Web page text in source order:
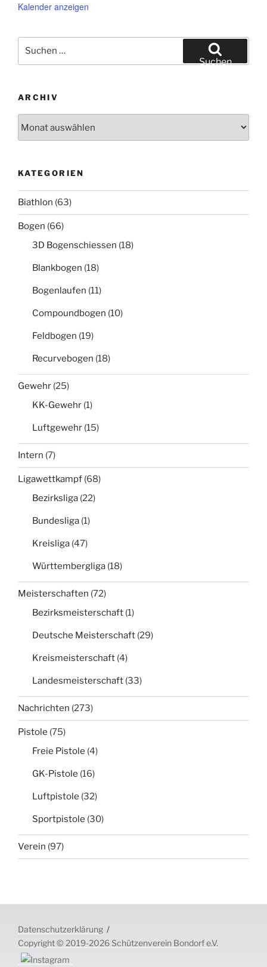
Kalender anzeigen
nach:
Suchen
ARCHIV
KATEGORIEN
Biathlon (63)
Bogen (66)
3D Bogenschiessen (18)
Blankbogen (18)
Bogenlaufen (11)
Compoundbogen (10)
Feldbogen (19)
Recurvebogen (18)
Gewehr (25)
KK-Gewehr (1)
Luftgewehr (15)
Intern (7)
Ligawettkampf (68)
Bezirksliga (22)
Bundesliga (1)
Kreisliga (47)
Württembergliga (18)
Meisterschaften (72)
Bezirksmeisterschaft (1)
Deutsche Meisterschaft (29)
Kreismeisterschaft (4)
Landesmeisterschaft (33)
Nachrichten (273)
Pistole (75)
Freie Pistole (4)
GK-Pistole (16)
Luftpistole (32)
Sportpistole (30)
Verein (97)
Datenschutzerklärung
Copyright © 2019-2026 Schützenverein Bondorf e.V.